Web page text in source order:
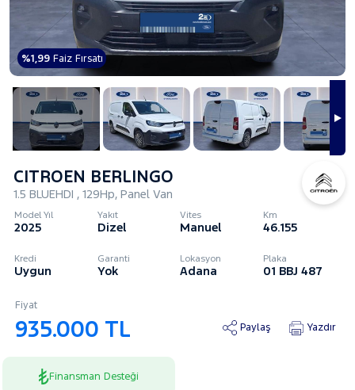
%1,99Faiz Fırsatı
CITROEN BERLINGO
1.5 BLUEHDI , 129Hp, Panel Van
Model Yıl
2025
Yakıt
Dizel
Vites
Manuel
Km
46.155
Kredi
Uygun
Garanti
Yok
Lokasyon
Adana
Plaka
01 BBJ 487
Fiyat
935.000 TL Paylaş Yazdır
Finansman Desteği